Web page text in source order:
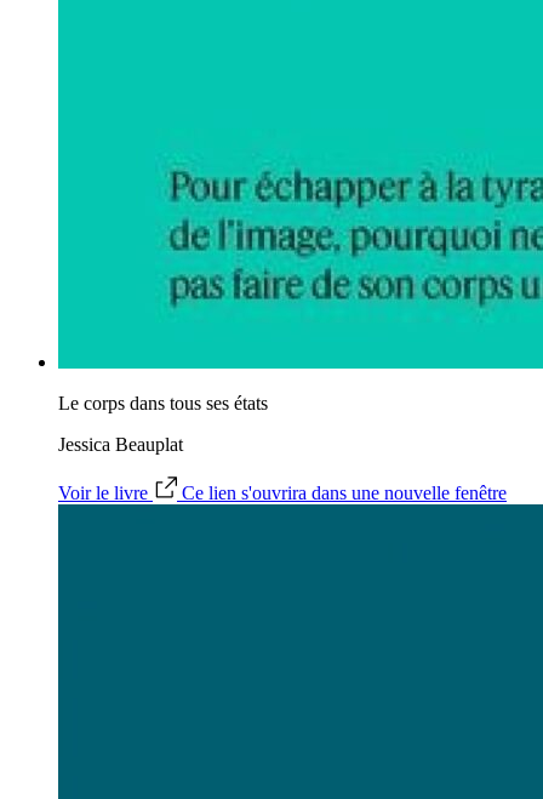
Le corps dans tous ses états
Jessica Beauplat
Voir le livre Ce lien s'ouvrira dans une nouvelle fenêtre